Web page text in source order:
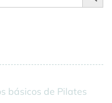
básicos de Pilates